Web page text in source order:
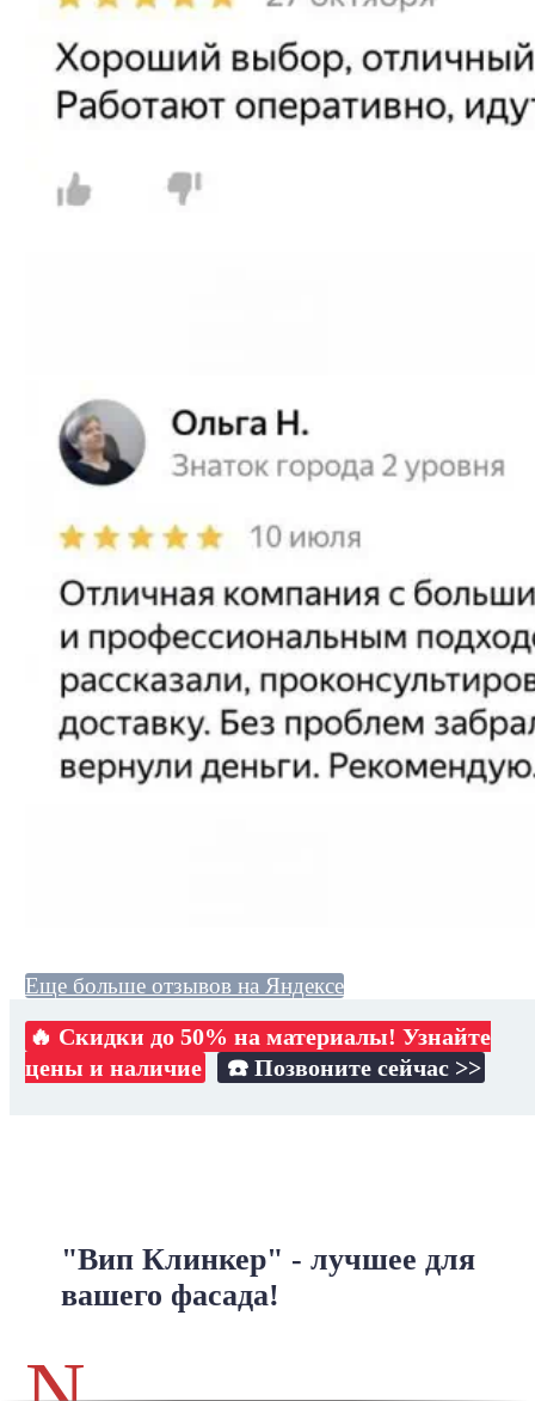
Еще больше отзывов на Яндексе
🔥 Скидки до 50% на материалы! Узнайте
цены и наличие
☎️ Позвоните сейчас >>
"Вип Клинкер" - лучшее для
вашего фасада!